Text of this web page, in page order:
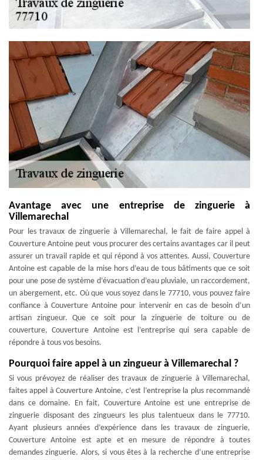
Avantage avec une entreprise de zinguerie à
Villemarechal
Pour les travaux de zinguerie à Villemarechal, le fait de faire appel à
Couverture Antoine peut vous procurer des certains avantages car il peut
assurer un travail rapide et qui répond à vos attentes. Aussi, Couverture
Antoine est capable de la mise hors d’eau de tous bâtiments que ce soit
pour une pose de système d’évacuation d’eau pluviale, un raccordement,
un abergement, etc. Où que vous soyez dans le 77710, vous pouvez faire
confiance à Couverture Antoine pour intervenir en cas de besoin d’un
artisan zingueur. Que ce soit pour la zinguerie de toiture ou de
couverture, Couverture Antoine est l’entreprise qui sera capable de
répondre à tous vos besoins.
Pourquoi faire appel à un zingueur à Villemarechal ?
Si vous prévoyez de réaliser des travaux de zinguerie à Villemarechal,
faites appel à Couverture Antoine, c’est l’entreprise la plus recommandé
dans ce domaine. En fait, Couverture Antoine est une entreprise de
zinguerie disposant des zingueurs les plus talentueux dans le 77710.
Ayant plusieurs années d’expérience dans les travaux de zinguerie,
Couverture Antoine est apte et en mesure de répondre à toutes
demandes zinguerie. Alors, si vous êtes à la recherche d’une entreprise